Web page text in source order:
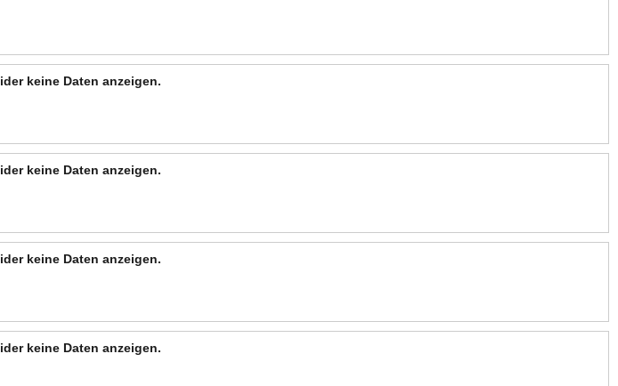
keine Daten anzeigen.
keine Daten anzeigen.
keine Daten anzeigen.
keine Daten anzeigen.